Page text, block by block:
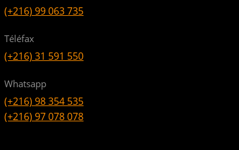
(+216) 99 063 735
Téléfax
(+216) 31 591 550
Whatsapp
(+216) 98 354 535
(+216) 97 078 078